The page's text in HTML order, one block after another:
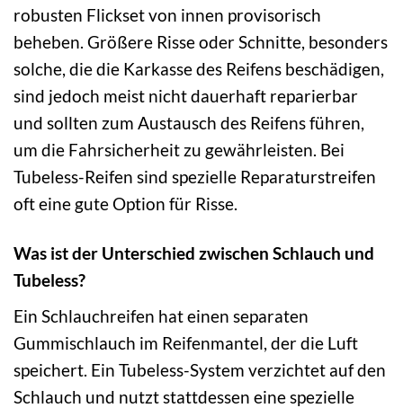
robusten Flickset von innen provisorisch
beheben. Größere Risse oder Schnitte, besonders
solche, die die Karkasse des Reifens beschädigen,
sind jedoch meist nicht dauerhaft reparierbar
und sollten zum Austausch des Reifens führen,
um die Fahrsicherheit zu gewährleisten. Bei
Tubeless-Reifen sind spezielle Reparaturstreifen
oft eine gute Option für Risse.
Was ist der Unterschied zwischen Schlauch und
Tubeless?
Ein Schlauchreifen hat einen separaten
Gummischlauch im Reifenmantel, der die Luft
speichert. Ein Tubeless-System verzichtet auf den
Schlauch und nutzt stattdessen eine spezielle